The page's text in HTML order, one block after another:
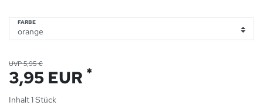
FARBE
UVP 5,95 €
3,95 EUR *
Inhalt1Stück